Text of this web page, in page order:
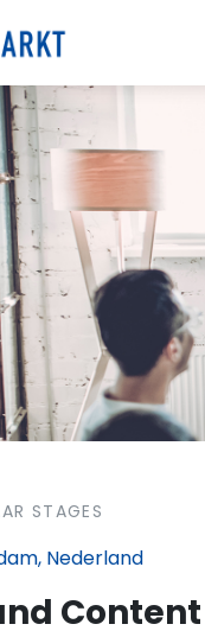
STAGES
Nederland